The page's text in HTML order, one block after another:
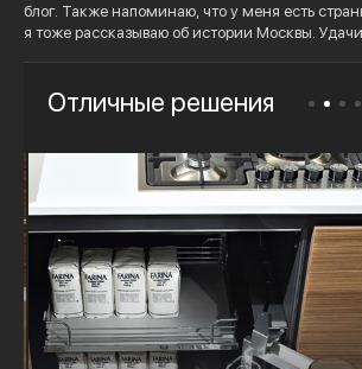
блог. Также напоминаю, что у меня есть
я тоже рассказываю об истории Москвы.
Отличные решения